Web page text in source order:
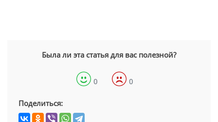
Была ли эта статья для вас полезной?
0 0
Поделиться: